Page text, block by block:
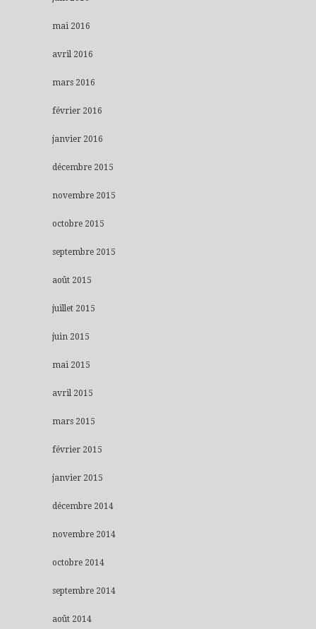
mai 2016
avril 2016
mars 2016
février 2016
janvier 2016
décembre 2015
novembre 2015
octobre 2015
septembre 2015
août 2015
juillet 2015
juin 2015
mai 2015
avril 2015
mars 2015
février 2015
janvier 2015
décembre 2014
novembre 2014
octobre 2014
septembre 2014
août 2014